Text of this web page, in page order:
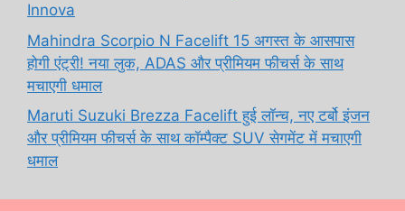
Innova
Mahindra Scorpio N Facelift 15 अगस्त के आसपास
होगी एंट्री! नया लुक, ADAS और प्रीमियम फीचर्स के साथ
मचाएगी धमाल
Maruti Suzuki Brezza Facelift हुई लॉन्च, नए टर्बो इंजन
और प्रीमियम फीचर्स के साथ कॉम्पैक्ट SUV सेगमेंट में मचाएगी
धमाल